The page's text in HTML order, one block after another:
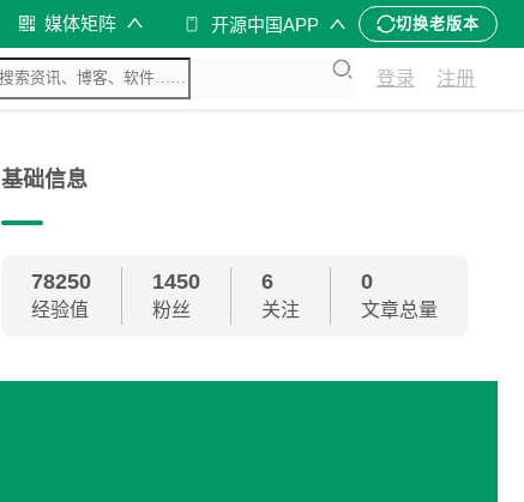
媒体矩阵 开源中国APP 切换老版本
登录 注册
基础信息
78250
经验值
1450
粉丝
6
关注
0
文章总量